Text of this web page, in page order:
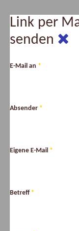
Link per
senden
E-Mail an *
Absender *
Eigene E-Mail *
Betreff*